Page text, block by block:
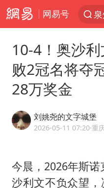
网易号
10-4！奥沙
败2冠名将夺
28万奖金
刘姚尧的文字城堡
2026-05-11 07:20·重
今晨，2026年斯
沙利文不负众望